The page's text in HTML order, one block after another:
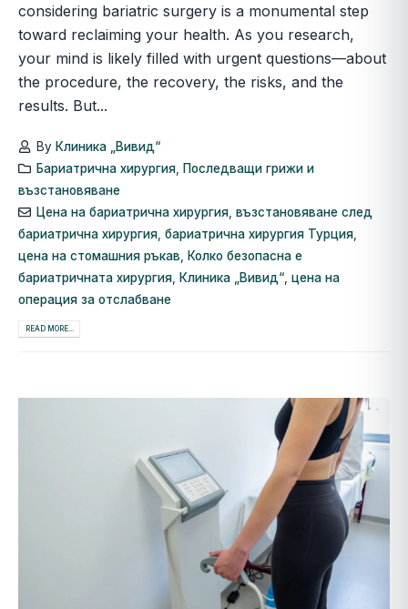
considering bariatric surgery is a monumental step
toward reclaiming your health. As you research,
your mind is likely filled with urgent questions—about
the procedure, the recovery, the risks, and the
results. But...
By Клиника „Вивид“
Бариатрична хирургия, Последващи грижи и
възстановяване
Цена на бариатрична хирургия, възстановяване след
бариатрична хирургия бариатрична хирургия Турция
цена на стомашния ръкав Колко безопасна е
бариатричната хирургия Клиника „Вивид“ цена на
операция за отслабване
READ MORE...